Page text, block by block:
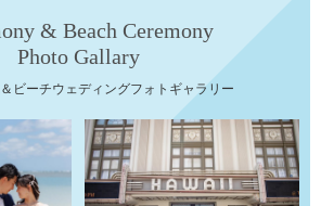
& Beach Ceremony
Photo Gallary
ビーチウェディングフォトギャラリー